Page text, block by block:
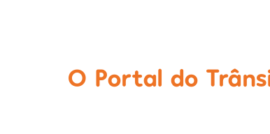
O Portal do